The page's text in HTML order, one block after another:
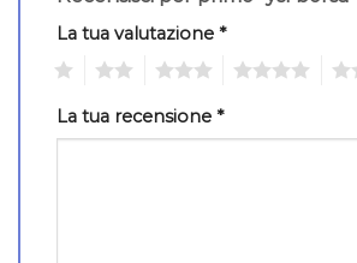
La tua valutazione *
La tua recensione *